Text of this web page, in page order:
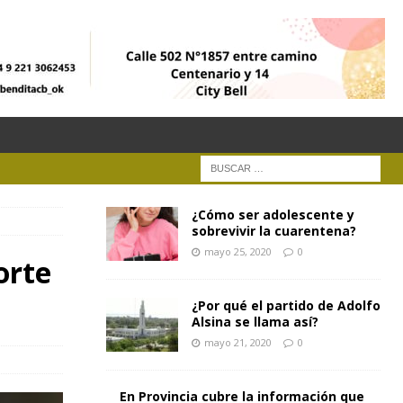
¿Cómo ser adolescente y
sobrevivir la cuarentena?
mayo 25, 2020 0
¿Por qué el partido de Adolfo
Alsina se llama así?
mayo 21, 2020 0
En Provincia cubre la información que